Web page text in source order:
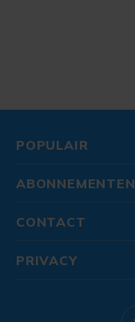
POPULAIR
ABONNEMENTEN
CONTACT
PRIVACY